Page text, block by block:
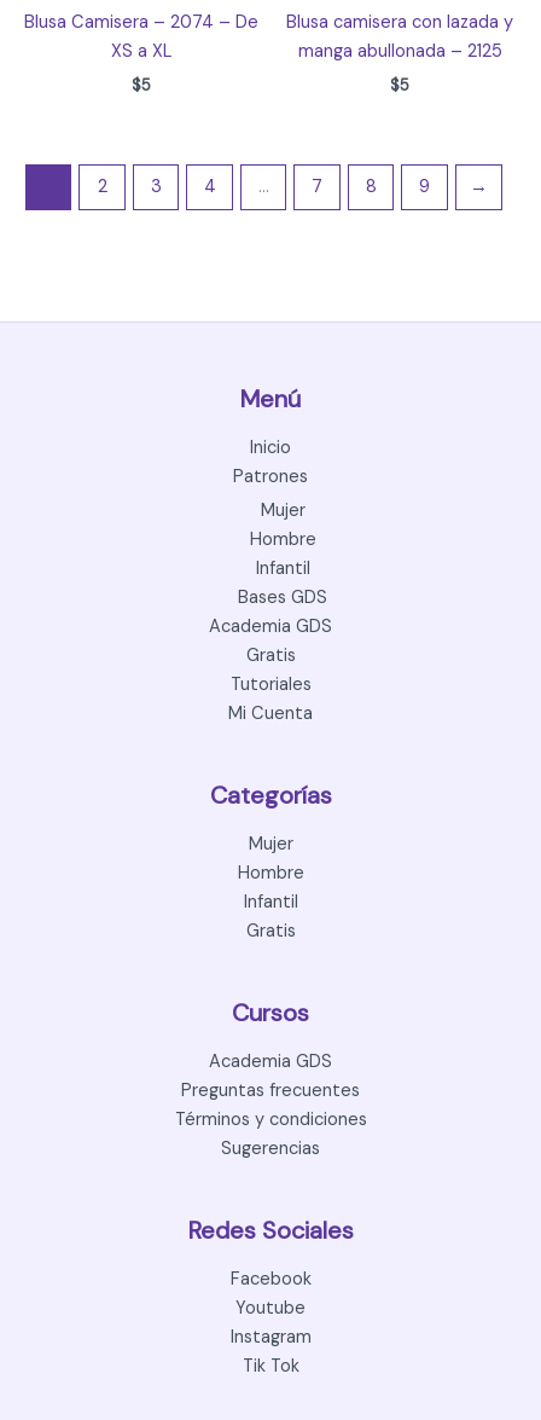
Blusa Camisera – 2074 – De
XS a XL
$5
Blusa camisera con lazada y
manga abullonada – 2125
$5
2 3 4 … 7 8 9 →
Menú
Inicio
Patrones
Mujer
Hombre
Infantil
Bases GDS
Academia GDS
Gratis
Tutoriales
Mi Cuenta
Categorías
Mujer
Hombre
Infantil
Gratis
Cursos
Academia GDS
Preguntas frecuentes
Términos y condiciones
Sugerencias
Redes Sociales
Facebook
Youtube
Instagram
Tik Tok